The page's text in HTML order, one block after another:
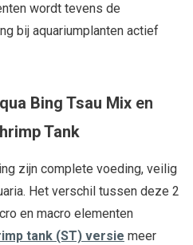
wordt tevens de
bij aquariumplanten actief
Bing Tsau Mix en
Tank
zijn complete voeding, veilig
Het verschil tussen deze 2
en macro elementen
tank (ST) versie meer